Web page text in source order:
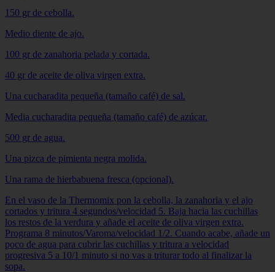
150 gr de cebolla.
Medio diente de ajo.
100 gr de zanahoria pelada y cortada.
40 gr de aceite de oliva virgen extra.
Una cucharadita pequeña (tamaño café) de sal.
Media cucharadita pequeña (tamaño café) de azúcar.
500 gr de agua.
Una pizca de pimienta negra molida.
Una rama de hierbabuena fresca (opcional).
En el vaso de la Thermomix pon la cebolla, la zanahoria y el ajo
cortados y tritura 4 segundos/velocidad 5. Baja hacia las cuchillas
los restos de la verdura y añade el aceite de oliva virgen extra.
Programa 8 minutos/Varoma/velocidad 1/2. Cuando acabe, añade un
poco de agua para cubrir las cuchillas y tritura a velocidad
progresiva 5 a 10/1 minuto si no vas a triturar todo al finalizar la
sopa.